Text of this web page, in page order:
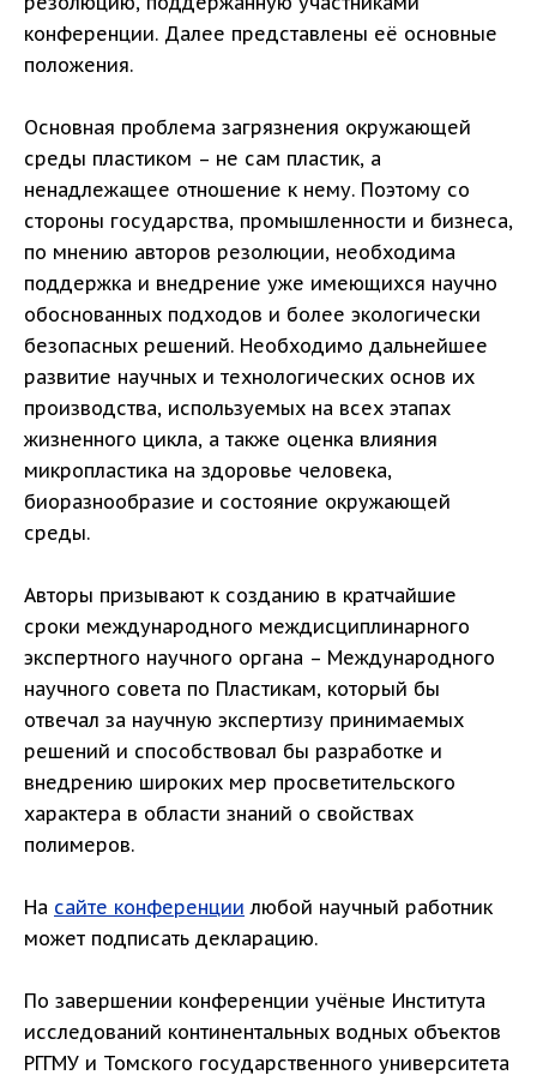
конференции. Далее представлены её основные
положения.
Основная проблема загрязнения окружающей
среды пластиком – не сам пластик, а
ненадлежащее отношение к нему. Поэтому со
стороны государства, промышленности и бизнеса,
по мнению авторов резолюции, необходима
поддержка и внедрение уже имеющихся научно
обоснованных подходов и более экологически
безопасных решений. Необходимо дальнейшее
развитие научных и технологических основ их
производства, используемых на всех этапах
жизненного цикла, а также оценка влияния
микропластика на здоровье человека,
биоразнообразие и состояние окружающей
среды.
Авторы призывают к созданию в кратчайшие
сроки международного междисциплинарного
экспертного научного органа – Международного
научного совета по Пластикам, который бы
отвечал за научную экспертизу принимаемых
решений и способствовал бы разработке и
внедрению широких мер просветительского
характера в области знаний о свойствах
полимеров.
На сайте конференции любой научный работник
может подписать декларацию.
По завершении конференции учёные Института
исследований континентальных водных объектов
РГГМУ и Томского государственного университета